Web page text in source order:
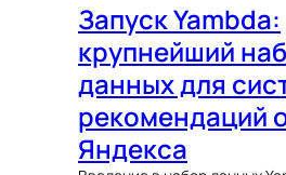
Запуск Yambda:
крупнейший
данных для
рекомендаций
Яндекса